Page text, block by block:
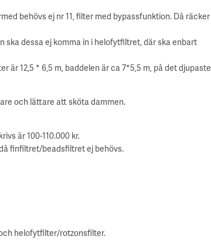
behövs ej nr 11, filter med bypassfunktion. Då räcker
ska dessa ej komma in i helofytfiltret, där ska enbart
är 12,5 * 6,5 m, baddelen är ca 7*5,5 m, på det djupaste
och lättare att sköta dammen.
är 100-110.000 kr.
finfiltret/beadsfiltret ej behövs.
helofytfilter/rotzonsfilter.